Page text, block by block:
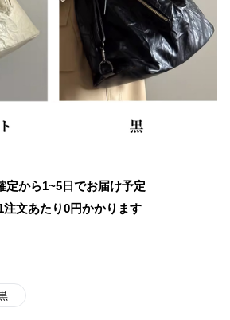
定から1~5日でお届け予定
注文あたり0円かかります